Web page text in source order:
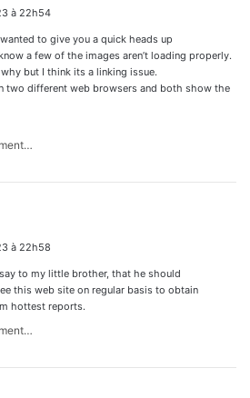
à 22h54
to give you a quick heads up
a few of the images aren’t loading properly.
why but I think its a linking issue.
two different web browsers and both show the
à 22h58
say to my little brother, that he should
this web site on regular basis to obtain
hottest reports.